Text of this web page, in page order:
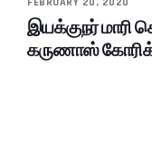
இயக்குநர் மாரி
கருணாஸ்